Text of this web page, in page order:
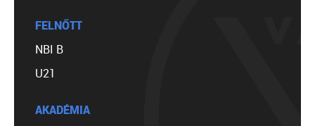
FELNŐTT
NBI B
U21
AKADÉMIA